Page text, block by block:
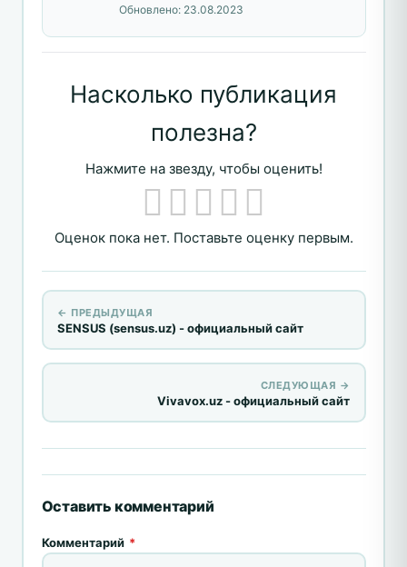
Обновлено: 23.08.2023
Насколько публикация
полезна?
Нажмите на звезду, чтобы оценить!
Оценок пока нет. Поставьте оценку первым.
← ПРЕДЫДУЩАЯ
SENSUS (sensus.uz) - официальный сайт
СЛЕДУЮЩАЯ →
Vivavox.uz - официальный сайт
Оставить комментарий
Комментарий *